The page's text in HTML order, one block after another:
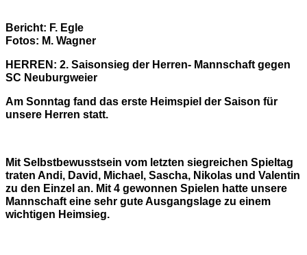
Bericht: F. Egle
Fotos: M. Wagner
HERREN: 2. Saisonsieg der Herren- Mannschaft gegen
SC Neuburgweier
Am Sonntag fand das erste Heimspiel der Saison für
unsere Herren statt.
Mit Selbstbewusstsein vom letzten siegreichen Spieltag
traten Andi, David, Michael, Sascha, Nikolas und Valentin
zu den Einzel an. Mit 4 gewonnen Spielen hatte unsere
Mannschaft eine sehr gute Ausgangslage zu einem
wichtigen Heimsieg.